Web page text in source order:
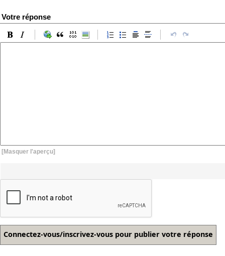
Votre réponse
[Masquer l'aperçu]